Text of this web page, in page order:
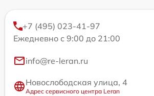
+7 (495) 023-41-97
Ежедневно с 9:00 до 21:00
info@re-leran.ru
Новослободская улица, 4
Адрес сервисного центра Leran